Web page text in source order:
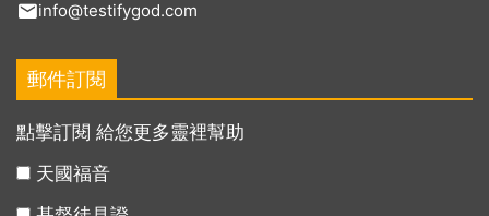
info@testifygod.com
郵件訂閱
點擊訂閱 給您更多靈裡幫助
天國福音